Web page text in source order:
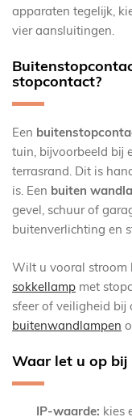
apparaten tegelijk,
vier aansluitingen.
stopcontact?
Een
tuin, bijvoorbeeld bij
terrasrand. Dit is
is. Een buiten
gevel, schuur of
buitenverlichting en
Wilt u vooral stroom
sokkellamp met
sfeer of veiligheid bij
buitenwandlampen
Waar let u op
IP-waarde: kies